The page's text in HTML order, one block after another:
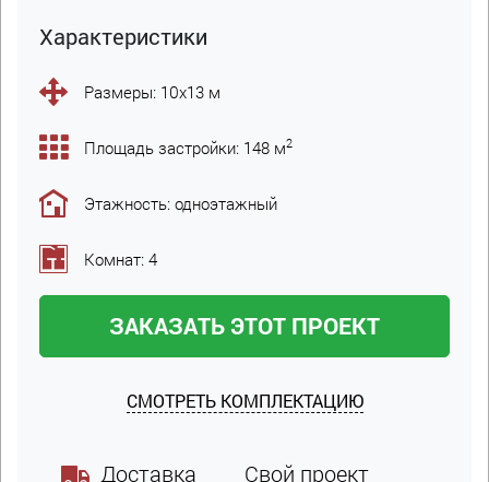
Характеристики
Размеры: 10х13 м
Площадь застройки: 148 м2
Этажность: одноэтажный
Комнат: 4
ЗАКАЗАТЬ ЭТОТ ПРОЕКТ
СМОТРЕТЬ КОМПЛЕКТАЦИЮ
Доставка Свой проект